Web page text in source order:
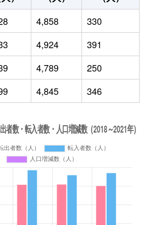
4,858
330
4,924
391
4,789
250
4,845 346